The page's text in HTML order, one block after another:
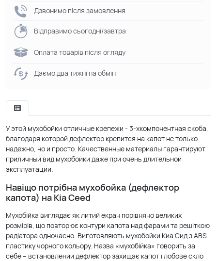
Дзвонимо після замовлення
Відправимо сьогодні/завтра
Оплата товарів після огляду
Даємо два тижні на обмін
У этой мухобойки отличные крепежи - 3-хкомпонентная скоба,
благодаря которой дефлектор крепится на капот не только
надежно, но и просто. Качественные материалы гарантируют
приличный вид мухобойки даже при очень длительной
эксплуатации.
Навіщо потрібна мухобойка (дефлектор
капота) на Kia Ceed
Мухобійка виглядає як литий екран порівняно великих
розмірів, що повторює контури капота над фарами та решіткою
радіатора одночасно. Виготовляють мухобойки Киа Сид з ABS-
пластику чорного кольору. Назва «мухобійка» говорить за
себе – встановлений дефлектор захищає капот і лобове скло